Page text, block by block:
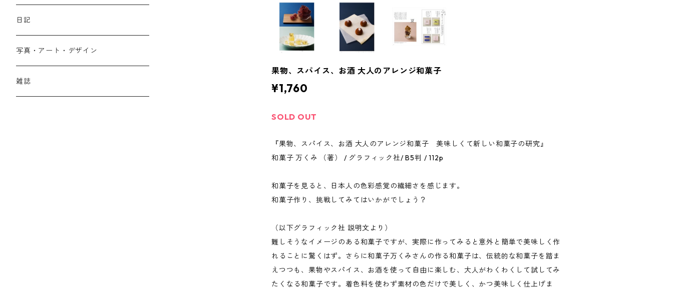
果物、スパイス、お酒 大人のアレンジ和菓子
¥1,760
SOLD OUT
『果物、スパイス、お酒 大人のアレンジ和菓子 美味しくて新しい和菓子の研究』
和菓子 万くみ （著） / グラフィック社/ B5判 / 112p
和菓子を見ると、日本人の色彩感覚の繊細さを感じます。
和菓子作り、挑戦してみてはいかがでしょう？
（以下グラフィック社 説明文より）
難しそうなイメージのある和菓子ですが、実際に作ってみると意外と簡単で美味しく作
れることに驚くはず。さらに和菓子万くみさんの作る和菓子は、伝統的な和菓子を踏ま
えつつも、果物やスパイス、お酒を使って自由に楽しむ、大人がわくわくして試してみ
たくなる和菓子です。着色料を使わず素材の色だけで美しく、かつ美味しく仕上げま
日記
写真・アート・デザイン
雑誌